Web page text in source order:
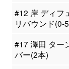
#12 岸 ディフ
リバウンド(0-
#17 澤田 ター
バー(2本)